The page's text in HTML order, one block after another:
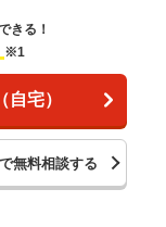
きる！
※1
宅）
無料相談する